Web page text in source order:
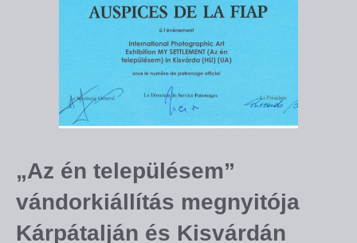
„Az én településem”
vándorkiállítás megnyitója
Kárpátalján és Kisvárdán